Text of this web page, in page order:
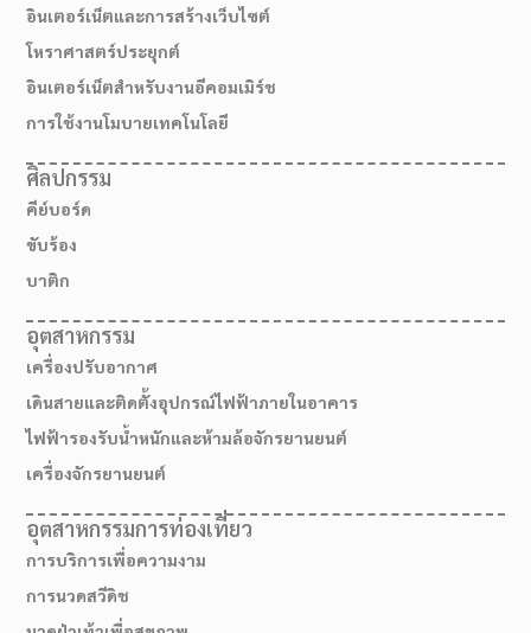
อินเตอร์เน็ตและการสร้างเว็บไซต์
โหราศาสตร์ประยุกต์
อินเตอร์เน็ตสำหรับงานอีคอมเมิร์ช
การใช้งานโมบายเทคโนโลยี
ศิลปกรรม
คีย์บอร์ด
ขับร้อง
บาติก
อุตสาหกรรม
เครื่องปรับอากาศ
เดินสายและติดตั้งอุปกรณ์ไฟฟ้าภายในอาคาร
ไฟฟ้ารองรับน้ำหนักและห้ามล้อจักรยานยนต์
เครื่องจักรยานยนต์
อุตสาหกรรมการท่องเที่ยว
การบริการเพื่อความงาม
การนวดสวีดิช